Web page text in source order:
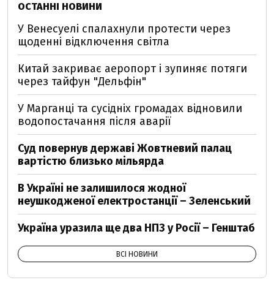
ОСТАННІ НОВИНИ
У Венесуелі спалахнули протести через
щоденні відключення світла
Китай закриває аеропорт і зупиняє потяги
через тайфун "Дельфін"
У Марганці та сусідніх громадах відновили
водопостачання після аварії
Суд повернув державі Жовтневий палац
вартістю близько мільярда
В Україні не залишилося жодної
неушкодженої електростанції – Зеленський
Україна уразила ще два НПЗ у Росії – Генштаб
ВСІ НОВИНИ